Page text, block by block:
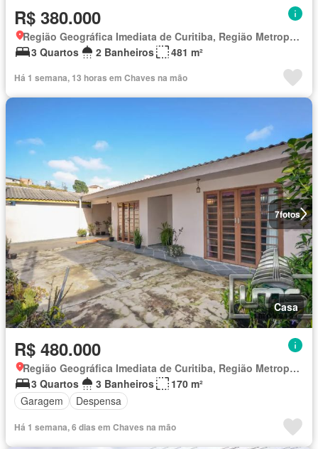
R$ 380.000
Região Geográfica Imediata de Curitiba, Região Metropolitana de Curitiba
3 Quartos
2 Banheiros 481 m²
Há 1 semana, 13 horas em Chaves na mão
7fotos
Casa
R$ 480.000
Região Geográfica Imediata de Curitiba, Região Metropolitana de Curitiba
3 Quartos
3 Banheiros
170 m²
Garagem
Despensa
Há 1 semana, 6 dias em Chaves na mão